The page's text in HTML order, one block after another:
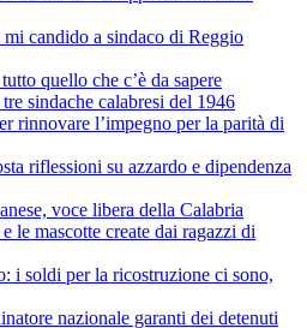
candido a sindaco di Reggio
quello che c’è da sapere
sindache calabresi del 1946
rinnovare l’impegno per la parità di
riflessioni su azzardo e dipendenza
voce libera della Calabria
le mascotte create dai ragazzi di
i soldi per la ricostruzione ci sono,
nazionale garanti dei detenuti